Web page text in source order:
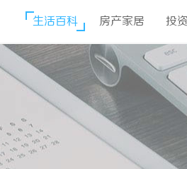
生活百科 房产家居 投